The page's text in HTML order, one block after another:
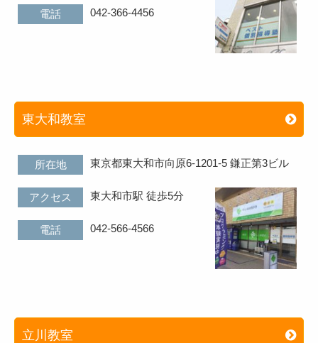
電話 042-366-4456
東大和教室
所在地 東京都東大和市向原6-1201-5 鎌正第3ビル
アクセス 東大和市駅 徒歩5分
電話 042-566-4566
立川教室